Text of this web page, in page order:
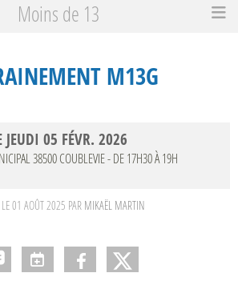
Moins de 13
Entrainement M13G
M13G
JEUDI 05 FÉVR. 2026
38500 COUBLEVIE- DE 17H30 À 19H
01 AOÛT 2025 PAR MIKAËL MARTIN